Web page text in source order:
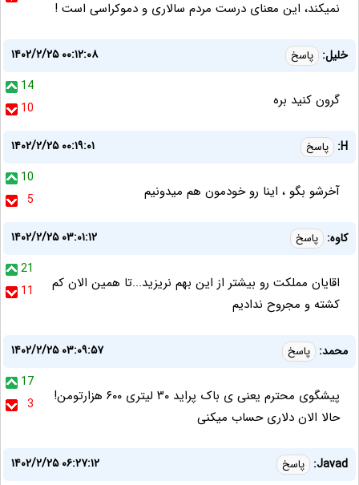
نمیکند، این معنای درست مردم سالاری و دموکراسی است !
خلیل: پاسخ
۱۴۰۲/۲/۲۵ ۰۰:۱۲:۰۸
14
10
گرون کنید بره
H: پاسخ
۱۴۰۲/۲/۲۵ ۰۰:۱۹:۰۱
10
5
آخرشو بگو ، اینا رو خودمون هم میدونیم
کاوه: پاسخ
۱۴۰۲/۲/۲۵ ۰۳:۰۱:۱۲
21
11
اقایان مملکت رو بیشتر از این بهم نریزید...تا همین الان کم
کشته و مجروح ندادیم
محمد: پاسخ
۱۴۰۲/۲/۲۵ ۰۳:۰۹:۵۷
17
3
پیشگوی محترم یعنی ی باک پراید ۳۰ لیتری ۶۰۰ هزارتومن!
حالا الان دلاری حساب میکنی
Javad: پاسخ
۱۴۰۲/۲/۲۵ ۰۶:۲۷:۱۲